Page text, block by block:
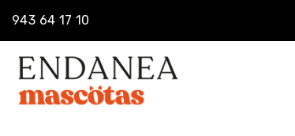
943 64 17 10